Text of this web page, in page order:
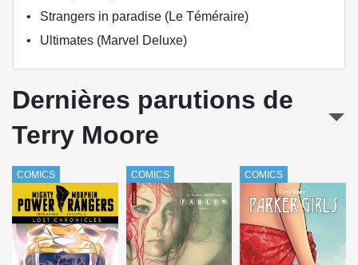
Strangers in paradise (Le Téméraire)
Ultimates (Marvel Deluxe)
Dernières parutions de
Terry Moore
COMICS COMICS COMICS